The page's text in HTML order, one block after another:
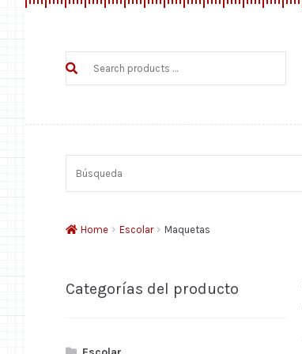
products
Home Escolar Maquetas
Categorías del producto